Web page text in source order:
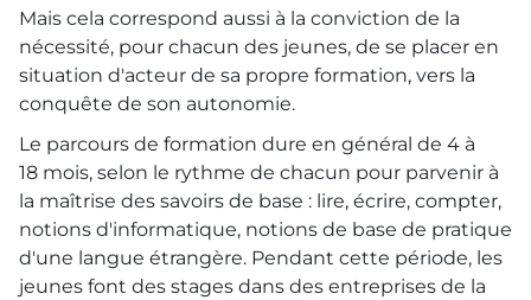
Mais cela correspond aussi à la conviction de la
nécessité, pour chacun des jeunes, de se placer en
situation d'acteur de sa propre formation, vers la
conquête de son autonomie.
Le parcours de formation dure en général de 4 à
18 mois, selon le rythme de chacun pour parvenir à
la maîtrise des savoirs de base : lire, écrire, compter,
notions d'informatique, notions de base de pratique
d'une langue étrangère. Pendant cette période, les
jeunes font des stages dans des entreprises de la